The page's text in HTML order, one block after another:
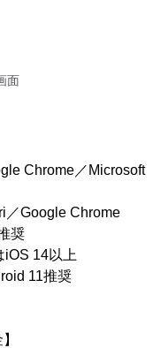
面
Chrome／Microsoft
Chrome
奨
14以上
11推奨